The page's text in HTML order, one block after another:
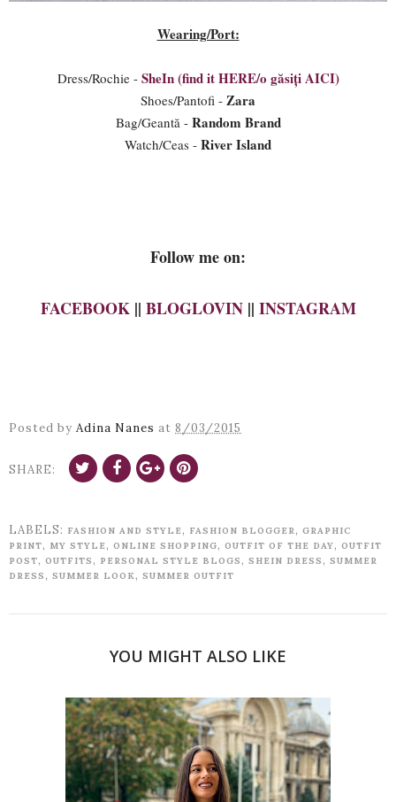
Wearing/Port:
Dress/Rochie - SheIn (find it HERE/o găsiți AICI)
Shoes/Pantofi - Zara
Bag/Geantă - Random Brand
Watch/Ceas - River Island
Follow me on:
FACEBOOK|| BLOGLOVIN|| INSTAGRAM
Posted by Adina Nanes at 8/03/2015
SHARE:
LABELS: FASHION AND STYLE , FASHION BLOGGER, GRAPHIC
PRINT, MY STYLE , ONLINE SHOPPING, OUTFIT OF THE DAY, OUTFIT
POST, OUTFITS , PERSONAL STYLE BLOGS , SHEIN DRESS , SUMMER
DRESS , SUMMER LOOK, SUMMER OUTFIT
YOU MIGHT ALSO LIKE